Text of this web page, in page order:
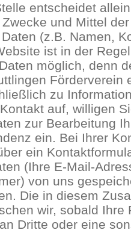
entscheidet
und Mittel
(z.B. Namen,
ist in der
möglich, denn
Förderverein
zu
auf, willigen
zur Bearbeitung
ein. Bei Ihrer
ein
(Ihre E-Mail-
von uns
Die in diesem
wir, sobald Ihre
Dritte oder eine